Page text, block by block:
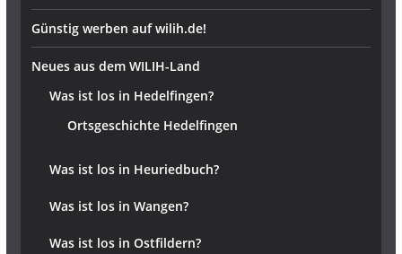
Günstig werben auf wilih.de!
Neues aus dem WILIH-Land
Was ist los in Hedelfingen?
Ortsgeschichte Hedelfingen
Was ist los in Heuriedbuch?
Was ist los in Wangen?
Was ist los in Ostfildern?